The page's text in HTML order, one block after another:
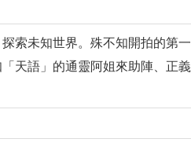
索未知世界。殊不知開拍的第一
天語」的通靈阿姐來助陣、正